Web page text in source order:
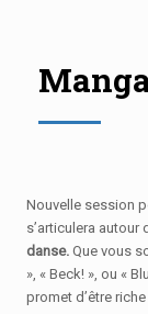
Nouvelle session
s’articulera autour
danse. Que vous
», « Beck! », ou «
promet d’être